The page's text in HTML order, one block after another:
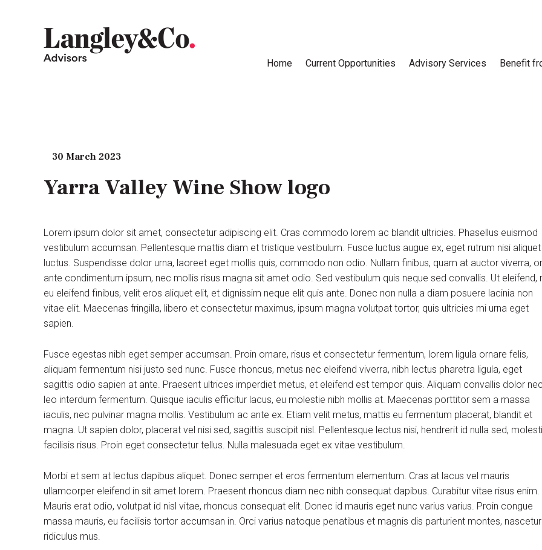
Home Current Opportunities Advisory Services Benefit
30 March 2023
Yarra Valley Wine Show logo
Lorem ipsum dolor sit amet, consectetur adipiscing elit. Cras commodo lorem ac blandit ultricies. Phasellus euismod
vestibulum accumsan. Pellentesque mattis diam et tristique vestibulum. Fusce luctus augue ex, eget rutrum nisi aliquet
luctus. Suspendisse dolor urna, laoreet eget mollis quis, commodo non odio. Nullam finibus, quam at auctor viverra,
ante condimentum ipsum, nec mollis risus magna sit amet odio. Sed vestibulum quis neque sed convallis. Ut eleifend,
eu eleifend finibus, velit eros aliquet elit, et dignissim neque elit quis ante. Donec non nulla a diam posuere lacinia non
vitae elit. Maecenas fringilla, libero et consectetur maximus, ipsum magna volutpat tortor, quis ultricies mi urna eget
sapien.
Fusce egestas nibh eget semper accumsan. Proin ornare, risus et consectetur fermentum, lorem ligula ornare felis,
aliquam fermentum nisi justo sed nunc. Fusce rhoncus, metus nec eleifend viverra, nibh lectus pharetra ligula, eget
sagittis odio sapien at ante. Praesent ultrices imperdiet metus, et eleifend est tempor quis. Aliquam convallis dolor
leo interdum fermentum. Quisque iaculis efficitur lacus, eu molestie nibh mollis at. Maecenas porttitor sem a massa
iaculis, nec pulvinar magna mollis. Vestibulum ac ante ex. Etiam velit metus, mattis eu fermentum placerat, blandit et
magna. Ut sapien dolor, placerat vel nisi sed, sagittis suscipit nisl. Pellentesque lectus nisi, hendrerit id nulla sed,
facilisis risus. Proin eget consectetur tellus. Nulla malesuada eget ex vitae vestibulum.
Morbi et sem at lectus dapibus aliquet. Donec semper et eros fermentum elementum. Cras at lacus vel mauris
ullamcorper eleifend in sit amet lorem. Praesent rhoncus diam nec nibh consequat dapibus. Curabitur vitae risus enim.
Mauris erat odio, volutpat id nisl vitae, rhoncus consequat elit. Donec id mauris eget nunc varius varius. Proin congue
massa mauris, eu facilisis tortor accumsan in. Orci varius natoque penatibus et magnis dis parturient montes, nascetur
ridiculus mus.